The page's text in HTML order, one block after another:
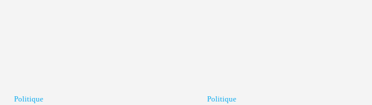
Politique Politique